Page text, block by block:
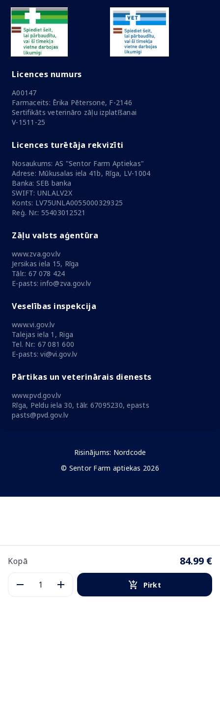
Kopā 84.99 €
Pirkt
Licences numurs
A00147
Farmaceits: Ērika Pētersone, F-2146
Sertifikāts veterināro zāļu izplatīšanai
V-1511-25
Licences turētāja rekvizīti
Nosaukums: AS "Sentor Farm Aptiekas"
Adrese: Mūkusalas iela 41b, Rīga, LV-1004
Banka: SEB banka
SWIFT: UNLALV2X
Konts: LV75UNLA0055000329325
Reģ. Nr.: 55403012521
Zāļu valsts aģentūra
www.zva.gov.lv
Jersikas iela 15, Rīga
Tālr.: 67 078 424
E-pasts: info@zva.gov.lv
Veselības inspekcija
www.vi.gov.lv
Talejas iela 1, Riga
Tel. Nr.: 67 081 600
E-pasts: vi@vi.gov.lv
Pārtikas un veterinārais dienests
www.pvd.gov.lv
Rīga, Peldu iela 30, tālr. 67095230, epasts
pasts@pvd.gov.lv
Risinājums: Nordcode
© Sentor Farm aptiekas 2026